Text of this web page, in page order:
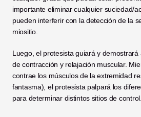
importante eliminar cualquier suciedad/
pueden interferir con la detección de la
miositio.
Luego, el protesista guiará y
de contracción y relajación muscular.
contrae los músculos de la extremidad
fantasma), el protesista palpará los
para determinar distintos sitios de control.